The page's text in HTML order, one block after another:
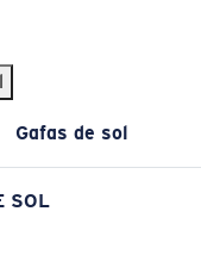
Gafas de sol
SOL
Exclusivo